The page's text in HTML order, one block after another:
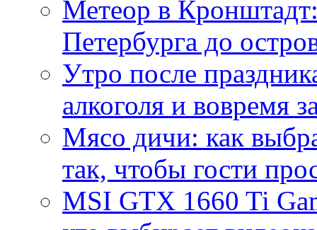
Метеор в
Петербурга до
Утро после
алкоголя и вовремя
Мясо дичи: как
так, чтобы гости
MSI GTX 1660 Ti